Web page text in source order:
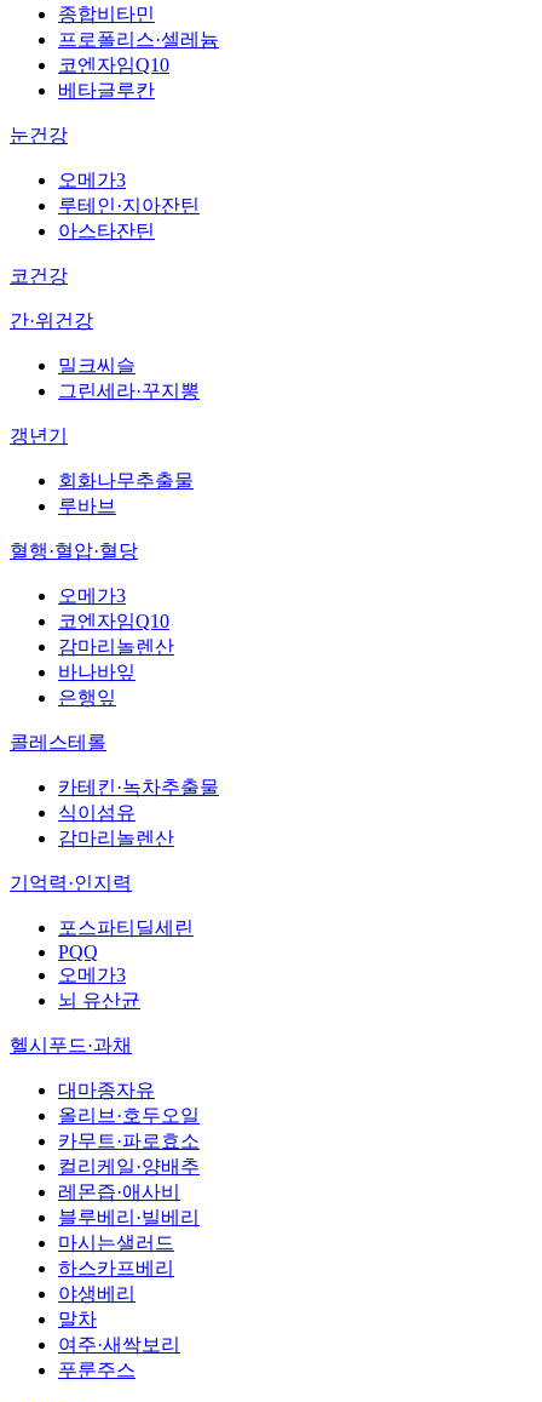
종합비타민
프로폴리스·셀레늄
코엔자임Q10
베타글루칸
눈건강
오메가3
루테인·지아잔틴
아스타잔틴
코건강
간·위건강
밀크씨슬
그린세라·꾸지뽕
갱년기
회화나무추출물
루바브
혈행·혈압·혈당
오메가3
코엔자임Q10
감마리놀렌산
바나바잎
은행잎
콜레스테롤
카테킨·녹차추출물
식이섬유
감마리놀렌산
기억력·인지력
포스파티딜세린
PQQ
오메가3
뇌 유산균
헬시푸드·과채
대마종자유
올리브·호두오일
카무트·파로효소
컬리케일·양배추
레몬즙·애사비
블루베리·빌베리
마시는샐러드
하스카프베리
야생베리
말차
여주·새싹보리
푸룬주스